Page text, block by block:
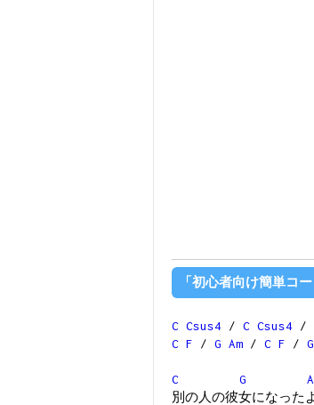
「初心者向け簡単コ
C Csus4 / C Csus4 /
C F / G Am / C F /
C G
別の人の彼女になった